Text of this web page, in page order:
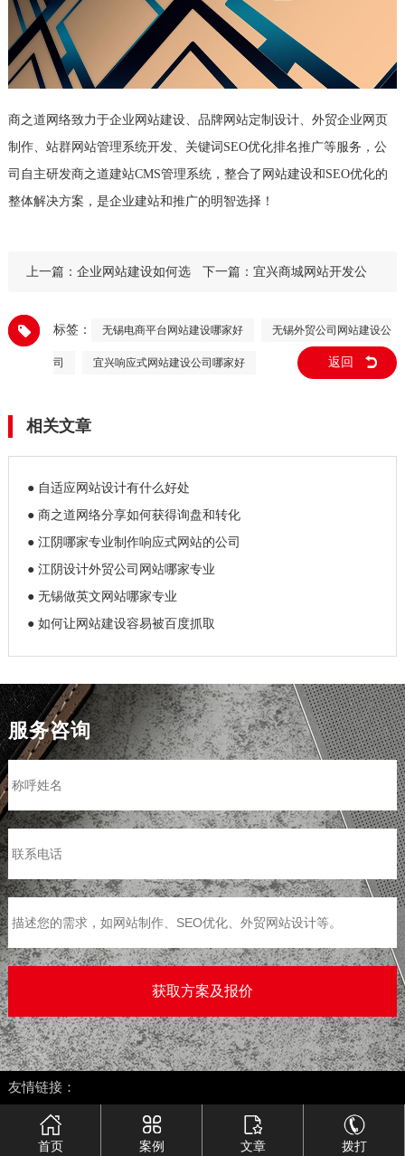
商之道网络致力于企业网站建设、品牌网站定制设计、外贸企业网页
制作、站群网站管理系统开发、关键词SEO优化排名推广等服务，公
司自主研发商之道建站CMS管理系统，整合了网站建设和SEO优化的
整体解决方案，是企业建站和推广的明智选择！
上一篇： 企业网站建设如何选
择建站公司
下一篇： 宜兴商城网站开发公
标签：
无锡电商平台网站建设哪家好 无锡外贸公司网站建设公
司 宜兴响应式网站建设公司哪家好 返回
相关文章
● 自适应网站设计有什么好处
● 商之道网络分享如何获得询盘和转化
● 江阴哪家专业制作响应式网站的公司
● 江阴设计外贸公司网站哪家专业
● 无锡做英文网站哪家专业
● 如何让网站建设容易被百度抓取
服务咨询
>
友情链接：
首页 案例 文章 拨打